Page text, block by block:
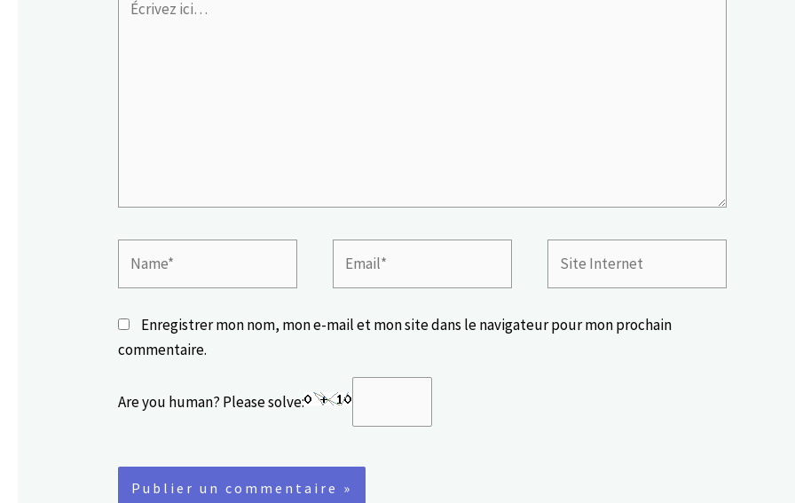
ici…
Internet
Enregistrer mon nom, mon e-mail et mon site dans le navigateur pour mon prochain
commentaire.
Are you human? Please solve: